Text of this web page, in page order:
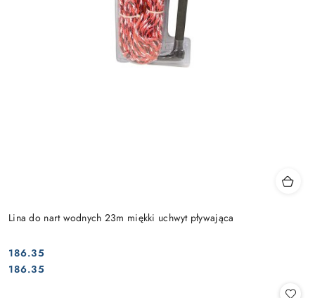
Lina do nart wodnych 23m miękki uchwyt pływająca
Cena:
186.35
Cena:
186.35